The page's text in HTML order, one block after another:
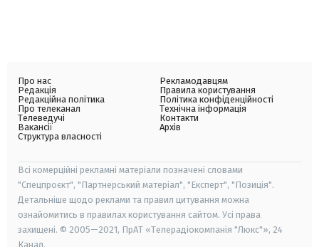
Про нас
Редакція
Редакційна політика
Про телеканал
Телеведучі
Вакансії
Структура власності
Рекламодавцям
Правила користування
Політика конфіденційності
Технічна інформація
Контакти
Архів
Всі комерційні рекламні матеріали позначені словами
"Спецпроєкт", "Партнерський матеріал", "Експерт", "Позиція".
Детальніше щодо реклами та правил цитування можна
ознайомитись в правилах користування сайтом. Усі права
захищені. © 2005—2021, ПрАТ «Телерадіокомпанія "Люкс"», 24
Канал.